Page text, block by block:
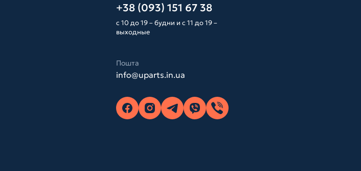
+38 (093) 151 67 38
с 10 до 19 – будни и с 11 до 19 –
выходные
Пошта
info@uparts.in.ua